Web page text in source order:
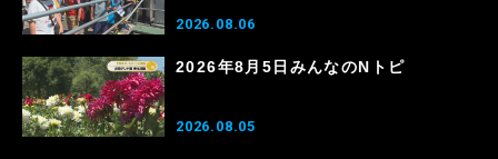
2026.08.06
2026年8月5日みんなのNトピ
2026.08.05